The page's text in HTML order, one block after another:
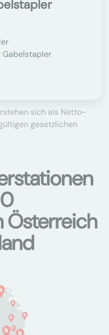
Gabelstapler
sich als Netto-
gesetzlichen
Österreich